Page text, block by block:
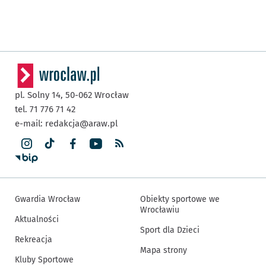
pl. Solny 14, 50-062 Wrocław
tel. 71 776 71 42
e-mail: redakcja@araw.pl
Gwardia Wrocław
Aktualności
Rekreacja
Kluby Sportowe
Obiekty sportowe we
Wrocławiu
Sport dla Dzieci
Mapa strony